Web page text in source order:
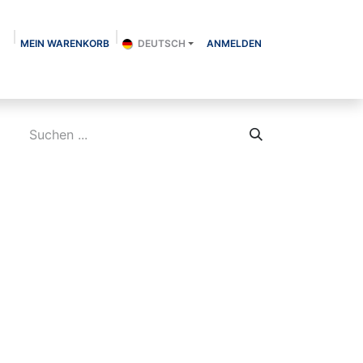
MEIN WARENKORB DEUTSCH ANMELDEN